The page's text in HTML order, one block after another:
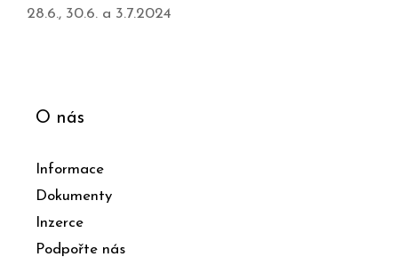
28.6., 30.6. a 3.7.2024
O nás
Informace
Dokumenty
Inzerce
Podpořte nás